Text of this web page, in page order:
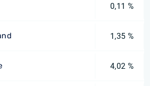
0,11 %
1,35 %
4,02 %